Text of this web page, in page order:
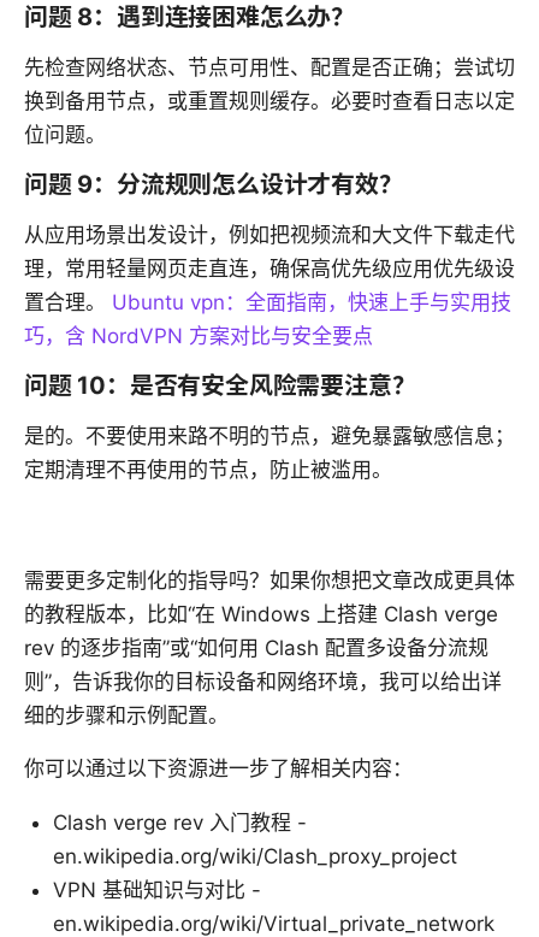
问题 8：遇到连接困难怎么办？
先检查网络状态、节点可用性、配置是否正确；尝试切
换到备用节点，或重置规则缓存。必要时查看日志以定
位问题。
问题 9：分流规则怎么设计才有效？
从应用场景出发设计，例如把视频流和大文件下载走代
理，常用轻量网页走直连，确保高优先级应用优先级设
置合理。 Ubuntu vpn：全面指南，快速上手与实用技
巧，含 NordVPN 方案对比与安全要点
问题 10：是否有安全风险需要注意？
是的。不要使用来路不明的节点，避免暴露敏感信息；
定期清理不再使用的节点，防止被滥用。
需要更多定制化的指导吗？如果你想把文章改成更具体
的教程版本，比如“在 Windows 上搭建 Clash verge
rev 的逐步指南”或“如何用 Clash 配置多设备分流规
则”，告诉我你的目标设备和网络环境，我可以给出详
细的步骤和示例配置。
你可以通过以下资源进一步了解相关内容：
Clash verge rev 入门教程 -
en.wikipedia.org/wiki/Clash_proxy_project
VPN 基础知识与对比 -
en.wikipedia.org/wiki/Virtual_private_network